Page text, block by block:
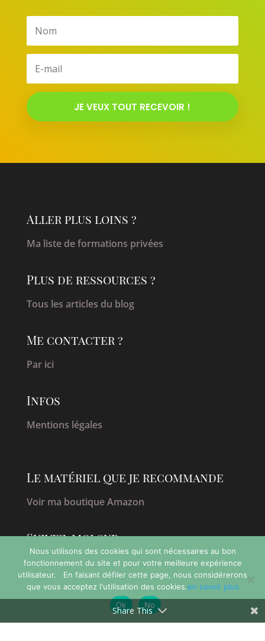
JE VEUX TOUT RECEVOIR !
Aller plus loins ?
Ma liste de formations privées
Plus de ressources ?
Tous les articles du blog
Me contacter ?
Par ici
Infos
Mentions légales
Le matériel que je recommande
Voir ma boutique Amazon
Suivez-moi sur
Share This
Nous utilisons des cookies qui sont nécessaires au bon
fonctionnement du site et pour votre meilleure expérience
utilisateur. En faisant défiler cette page, nous considérerons
que vous acceptez l'utilisation des cookies.en savoir plus
Ok
No